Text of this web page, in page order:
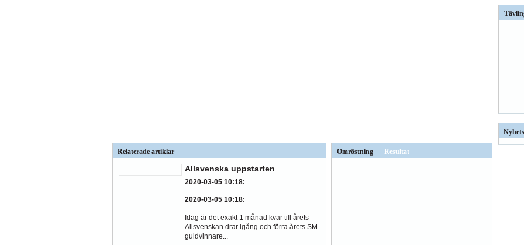
Relaterade artiklar
Allsvenska uppstarten
2020-03-05 10:18:
2020-03-05 10:18:
Idag är det exakt 1 månad kvar till årets
Allsvenskan drar igång och förra årets SM
guldvinnare...
Omröstning Resultat